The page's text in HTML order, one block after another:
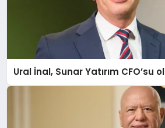
BILIM VE TEKNOLOJI
Ural İnal, Sunar Yatırım CFO’su